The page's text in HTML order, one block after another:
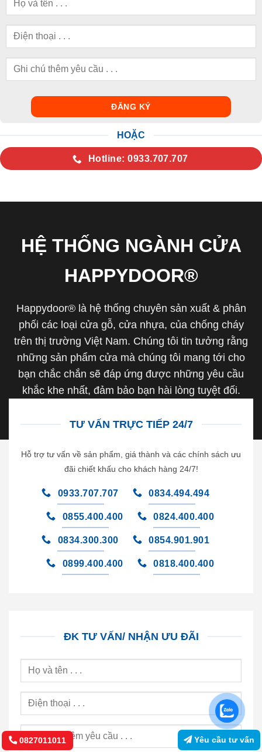
HOẶC
Hotline: 0933.707.707
HỆ THỐNG NGÀNH CỬA
HAPPYDOOR®
Happydoor® là hệ thống chuyên sản xuất & phân
phối các loại cửa gỗ, cửa nhựa, của chống cháy
trên thị trường Việt Nam. Chúng tôi tin tưởng rằng
những sản phẩm cửa mà chúng tôi mang tới cho
bạn chắc chắn sẽ đáp ứng được những yêu cầu
khắc khe nhất, đảm bảo bạn hài lòng tuyệt đối.
TƯ VẤN TRỰC TIẾP 24/7
Hỗ trợ tư vấn về sản phẩm, giá thành và các chính sách ưu
đãi chiết khấu cho khách hàng 24/7!
0933.707.707 0834.494.494
0855.400.400 0824.400.400
0834.300.300 0854.901.901
0899.400.400 0818.400.400
ĐK TƯ VẤN/ NHẬN ƯU ĐÃI
0827011011 Yêu cầu tư vấn